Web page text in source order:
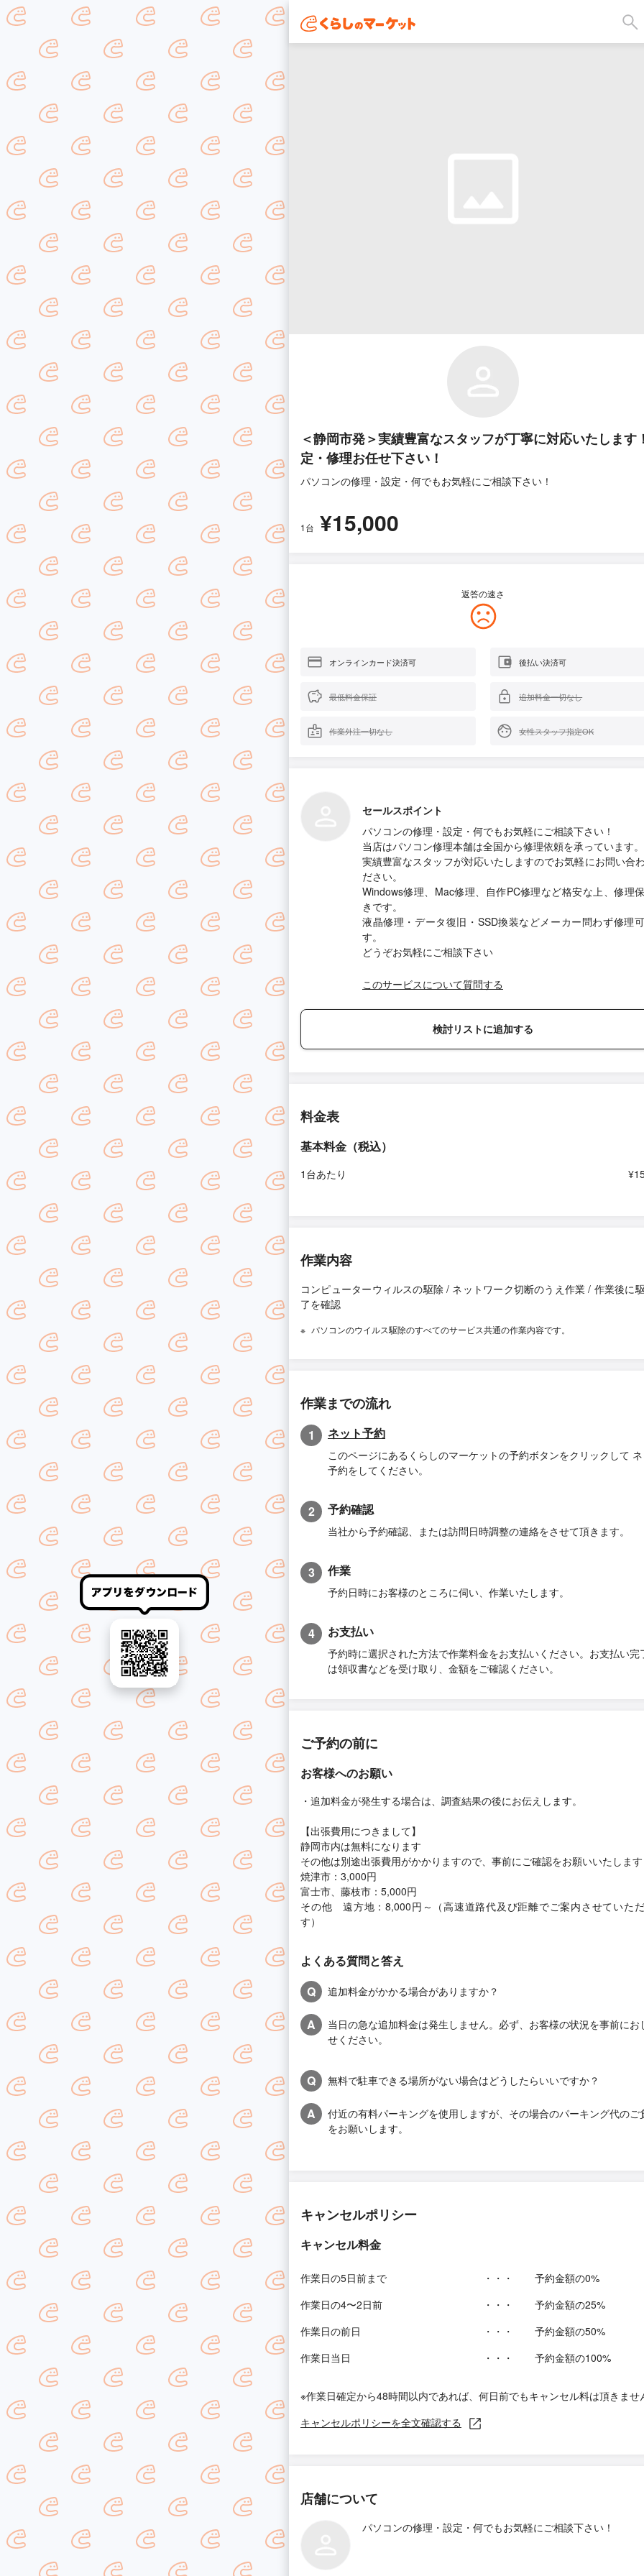
＜静岡市発＞実績豊富なスタッフが丁寧に対応いたします
定・修理お任せ下さい！
パソコンの修理・設定・何でもお気軽にご相談下さい！
1台 ¥15,000
返答の速さ
オンラインカード決済可 後払い決済可
最低料金保証 追加料金一切なし
作業外注一切なし 女性スタッフ指定OK
セールスポイント
パソコンの修理・設定・何でもお気軽にご相談下さい！
当店はパソコン修理本舗は全国から修理依頼を承っています。
実績豊富なスタッフが対応いたしますのでお気軽にお問い合
ださい。
Windows修理、Mac修理、自作PC修理など格安な上、修理
きです。
液晶修理・データ復旧・SSD換装などメーカー問わず修理
す。
どうぞお気軽にご相談下さい
このサービスについて質問する
検討リストに追加する
料金表
基本料金（税込）
1台あたり
作業内容
コンピューターウィルスの駆除 / ネットワーク切断のうえ作業 / 作業後に
了を確認
パソコンのウイルス駆除のすべてのサービス共通の作業内容です。
作業までの流れ
1 ネット予約
このページにあるくらしのマーケットの予約ボタンをクリックして
予約をしてください。
2 予約確認
当社から予約確認、または訪問日時調整の連絡をさせて頂きます。
3 作業
予約日時にお客様のところに伺い、作業いたします。
4 お支払い
予約時に選択された方法で作業料金をお支払いください。お支払い完
は領収書などを受け取り、金額をご確認ください。
ご予約の前に
お客様へのお願い
・追加料金が発生する場合は、調査結果の後にお伝えします。
【出張費用につきまして】
静岡市内は無料になります
その他は別途出張費用がかかりますので、事前にご確認をお願いいたします
焼津市：3,000円
富士市、藤枝市：5,000円
その他 遠方地：8,000円～（高速道路代及び距離でご案内させていた
す）
よくある質問と答え
Q
追加料金がかかる場合がありますか？
A
当日の急な追加料金は発生しません。必ず、お客様の状況を事前にお
せください。
Q 無料で駐車できる場所がない場合はどうしたらいいですか？
A
付近の有料パーキングを使用しますが、その場合のパーキング代のご
をお願いします。
キャンセルポリシー
キャンセル料金
作業日の5日前まで ・・・
予約金額の0%
作業日の4〜2日前
・・・
予約金額の25%
作業日の前日
・・・
予約金額の50%
作業日当日
・・・ 予約金額の100%
※作業日確定から48時間以内であれば、何日前でもキャンセル料は頂きませ
キャンセルポリシーを全文確認する
店舗について
パソコンの修理・設定・何でもお気軽にご相談下さい！